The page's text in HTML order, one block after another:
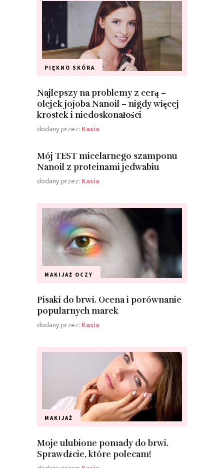
PIĘKNO SKÓRA
Najlepszy na problemy z cerą –
olejek jojoba Nanoil – nigdy więcej
krostek i niedoskonałości
dodany przez: Kasia
Mój TEST micelarnego szamponu
Nanoil z proteinami jedwabiu
dodany przez: Kasia
MAKIJAŻ OCZY
Pisaki do brwi. Ocena i porównanie
popularnych marek
dodany przez: Kasia
MAKIJAŻ
Moje ulubione pomady do brwi.
Sprawdźcie, które polecam!